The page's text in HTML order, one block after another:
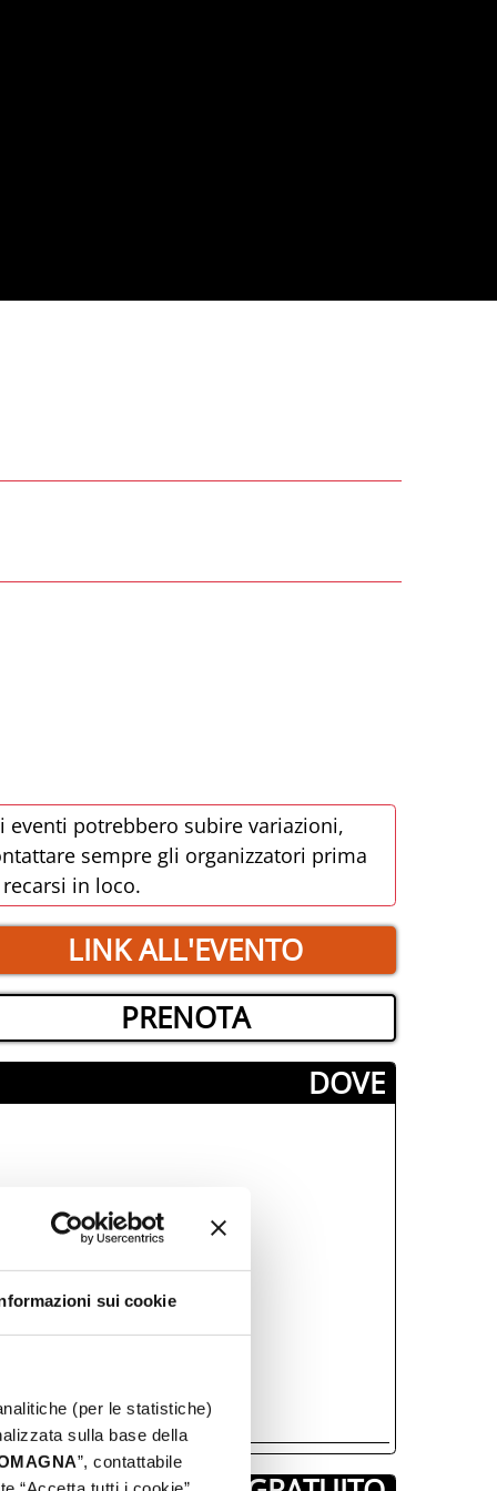
sui cookie
(per le statistiche)
sulla base della
”, contattabile
eventi potrebbero subire variazioni,
sempre gli organizzatori prima
in loco.
LINK ALL'EVENTO
PRENOTA
­DOVE